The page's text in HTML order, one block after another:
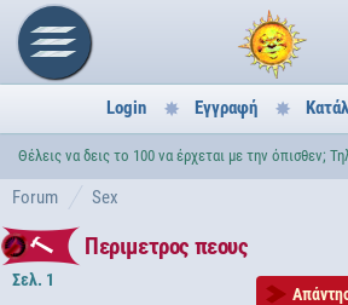
Login Εγγραφή
Θέλεις να δεις το 100 να έρχεται με την όπισθεν;
Forum Sex
Περιμετρος πεους
Σελ. 1